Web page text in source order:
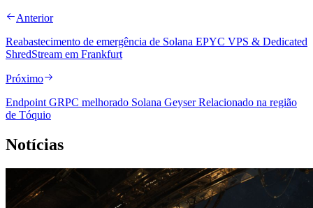
Anterior
Reabastecimento de emergência de Solana EPYC VPS & Dedicated
ShredStream em Frankfurt
Próximo
Endpoint GRPC melhorado Solana Geyser Relacionado na região
de Tóquio
Notícias